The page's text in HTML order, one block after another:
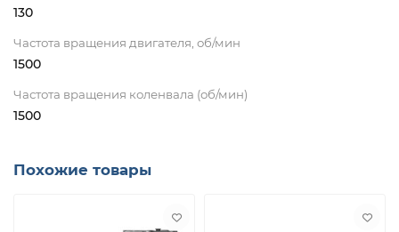
130
Частота вращения двигателя, об/мин
1500
Частота вращения коленвала (об/мин)
1500
Похожие товары